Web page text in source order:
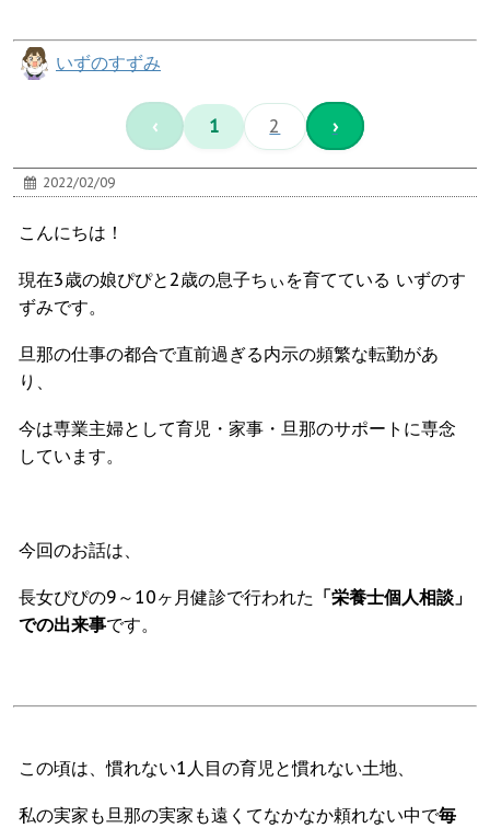
いずのすずみ
‹ 1 2 ›
2022/02/09
こんにちは！
現在3歳の娘ぴぴと2歳の息子ちぃを育てている いずのす
ずみです。
旦那の仕事の都合で直前過ぎる内示の頻繁な転勤があ
り、
今は専業主婦として育児・家事・旦那のサポートに専念
しています。
今回のお話は、
長女ぴぴの9～10ヶ月健診で行われた 「栄養士個人相談」
での出来事です。
この頃は、慣れない1人目の育児と慣れない土地、
私の実家も旦那の実家も遠くてなかなか頼れない中で毎